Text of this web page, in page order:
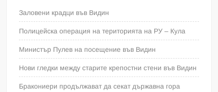
Заловени крадци във Видин
Полицейска операция на територията на РУ – Кула
Министър Пулев на посещение във Видин
Нови гледки между старите крепостни стени във Видин
Бракониери продължават да секат държавна гора